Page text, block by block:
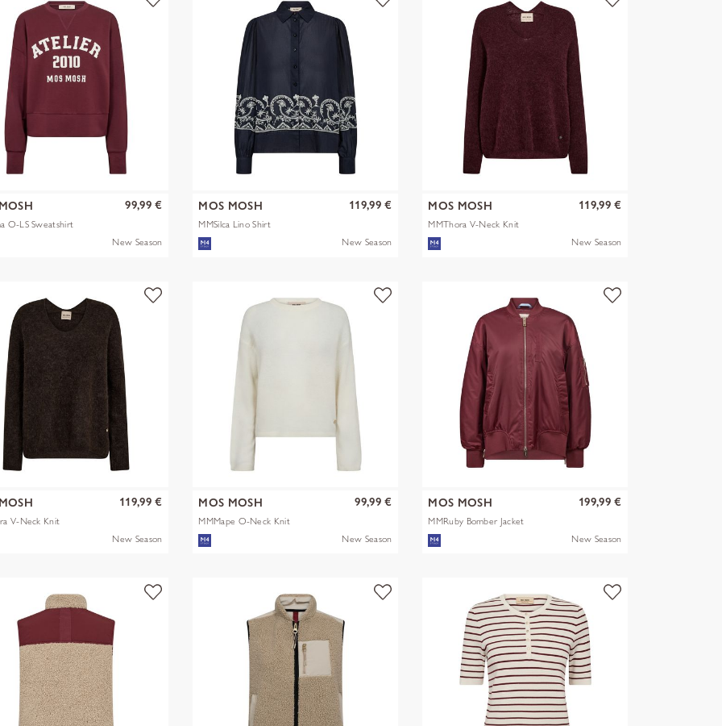
O-LS Sweatshirt
99,99 €
New Season
MOS MOSH
MMSilca Lino Shirt
119,99 €
New Season
MOS MOSH
MMThora V-Neck Knit
119,99 €
New Season
V-Neck Knit
119,99 €
New Season
MOS MOSH
MMMape O-Neck Knit
99,99 €
New Season
MOS MOSH
MMRuby Bomber Jacket
199,99 €
New Season